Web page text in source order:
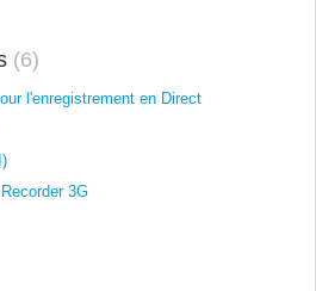
6
l'enregistrement en Direct
3G